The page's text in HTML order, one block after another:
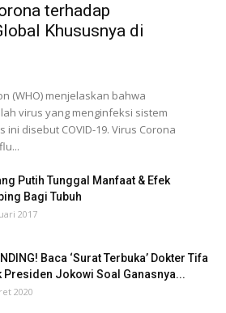
terhadap
Khususnya di
(WHO) menjelaskan bahwa
virus yang menginfeksi sistem
disebut COVID-19. Virus Corona
Putih Tunggal Manfaat & Efek
Bagi Tubuh
2017
Baca ‘Surat Terbuka’ Dokter Tifa
Presiden Jokowi Soal Ganasnya...
2020